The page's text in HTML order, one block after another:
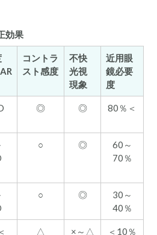
効果
コントラ
スト感度
不快
光視
現象
近用眼
鏡必要
度
◎ ◎ 80％＜
○ ◎
60～
70％
○ ◎
30～
40％
△ ×～△ ＜10％